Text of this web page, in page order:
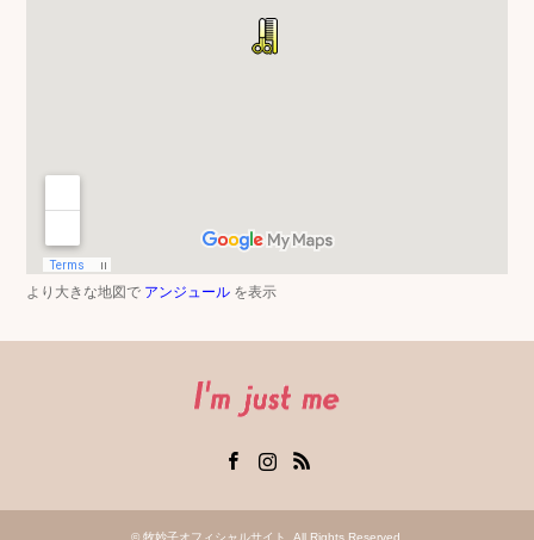
より大きな地図で アンジュール を表示
© 牧妙子オフィシャルサイト . All Rights Reserved.